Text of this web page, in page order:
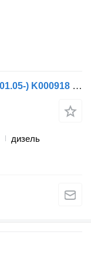
Модулятор EBS Knorr-Bremse ФХ (01.05-) K000918 для грузовика Volvo FH12, FH16, NH12, FH, VNL780 (1993-2014)
дизель